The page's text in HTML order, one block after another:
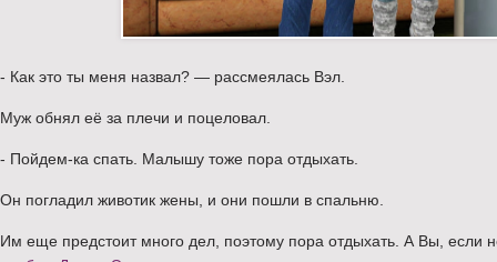
- Как это ты меня назвал? — рассмеялась Вэл.
Муж обнял её за плечи и поцеловал.
- Пойдем-ка спать. Малышу тоже пора отдыхать.
Он погладил животик жены, и они пошли в спальню.
Им еще предстоит много дел, поэтому пора отдыхать. А Вы, если